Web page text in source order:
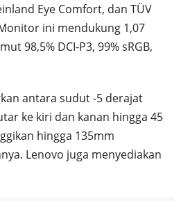
Eye Comfort, dan TÜV
ini mendukung 1,07
98,5% DCI-P3, 99% sRGB,
antara sudut -5 derajat
ke kiri dan kanan hingga 45
hingga 135mm
Lenovo juga menyediakan